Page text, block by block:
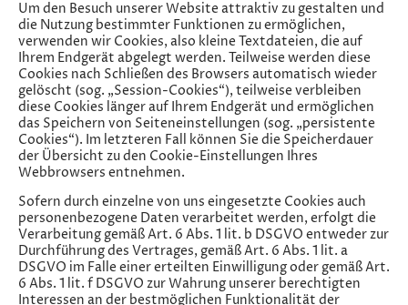
Um den Besuch unserer Website attraktiv zu gestalten und
die Nutzung bestimmter Funktionen zu ermöglichen,
verwenden wir Cookies, also kleine Textdateien, die auf
Ihrem Endgerät abgelegt werden. Teilweise werden diese
Cookies nach Schließen des Browsers automatisch wieder
gelöscht (sog. „Session-Cookies“), teilweise verbleiben
diese Cookies länger auf Ihrem Endgerät und ermöglichen
das Speichern von Seiteneinstellungen (sog. „persistente
Cookies“). Im letzteren Fall können Sie die Speicherdauer
der Übersicht zu den Cookie-Einstellungen Ihres
Webbrowsers entnehmen.
Sofern durch einzelne von uns eingesetzte Cookies auch
personenbezogene Daten verarbeitet werden, erfolgt die
Verarbeitung gemäß Art. 6 Abs. 1 lit. b DSGVO entweder zur
Durchführung des Vertrages, gemäß Art. 6 Abs. 1 lit. a
DSGVO im Falle einer erteilten Einwilligung oder gemäß Art.
6 Abs. 1 lit. f DSGVO zur Wahrung unserer berechtigten
Interessen an der bestmöglichen Funktionalität der